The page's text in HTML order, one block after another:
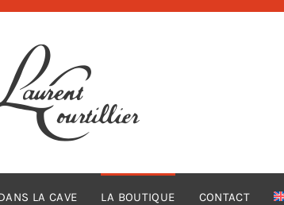
LA CAVE LA BOUTIQUE CONTACT